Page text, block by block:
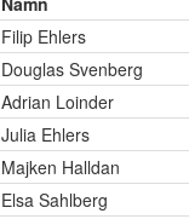
Filip Ehlers
Douglas Svenberg
Adrian Loinder
Julia Ehlers
Majken Halldan
Elsa Sahlberg